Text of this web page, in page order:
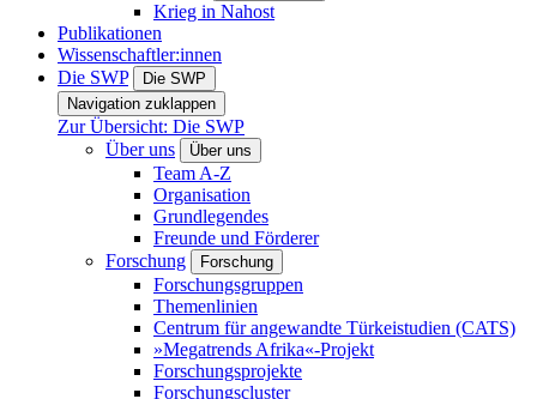
Krieg in Nahost
Publikationen
Wissenschaftler:innen
Die SWP
Die SWP
Navigation zuklappen
Zur Übersicht: Die SWP
Über uns
Über uns
Team A-Z
Organisation
Grundlegendes
Freunde und Förderer
Forschung
Forschung
Forschungsgruppen
Themenlinien
Centrum für angewandte Türkeistudien (CATS)
»Megatrends Afrika«-Projekt
Forschungsprojekte
Forschungscluster